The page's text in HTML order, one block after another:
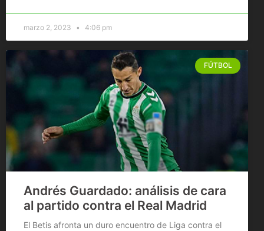
marzo 2, 2023 4:06 pm
FÚTBOL
Andrés Guardado: análisis de cara
al partido contra el Real Madrid
El Betis afronta un duro encuentro de Liga contra el